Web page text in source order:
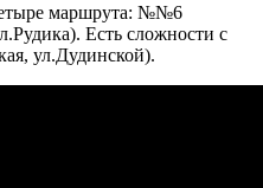
маршрута: №№6
Есть сложности с
ул.Дудинской).